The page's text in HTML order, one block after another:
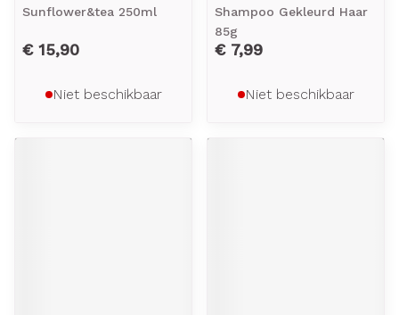
Sunflower&tea 250ml
€ 15,90
Niet beschikbaar
Shampoo Gekleurd Haar
85g
€ 7,99
Niet beschikbaar